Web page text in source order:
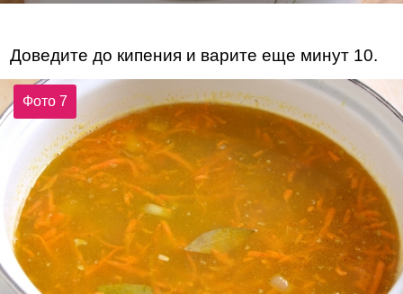
Доведите до кипения и варите еще минут 10.
Фото 7